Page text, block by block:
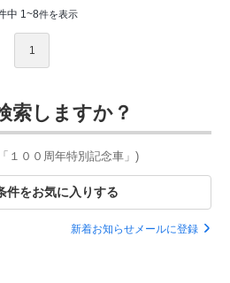
中 1~8件を表示
1
索しますか？
１００周年特別記念車」)
件をお気に入りする
新着お知らせメールに登録